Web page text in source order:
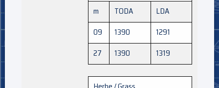
m
TODA
LDA
09
1390
1291
27
1390 1319